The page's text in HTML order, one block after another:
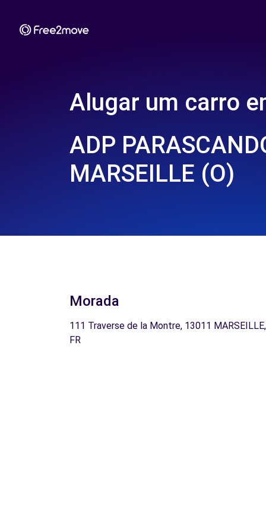
Alugar um carro
ADP
MARSEILLE (O)
Morada
111 Traverse de la Montre, 13011 MARSEILLE,
FR